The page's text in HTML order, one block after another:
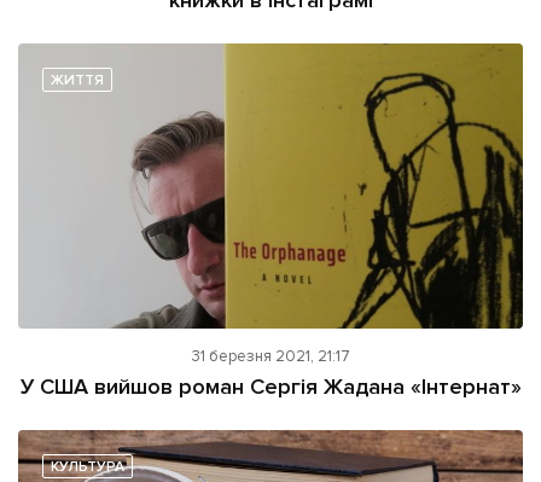
ЖИТТЯ
31 березня 2021, 21:17
У США вийшов роман Сергія Жадана «Інтернат»
КУЛЬТУРА